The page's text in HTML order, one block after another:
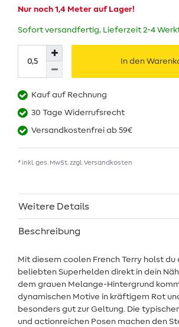
Nur noch 1,4 Meter auf Lager!
Sofort versandfertig, Lieferzeit 2-4
In den
Kauf auf Rechnung
30 Tage Widerrufsrecht
Versandkostenfrei ab 59€
* inkl. ges. MwSt. zzgl.Versandkosten
Weitere Details
Beschreibung
Mit diesem coolen French Terry holst du
beliebten Superhelden direkt in dein
dem grauen Melange-Hintergrund
dynamischen Motive in kräftigem Rot
besonders gut zur Geltung. Die
und actionreichen Posen machen den